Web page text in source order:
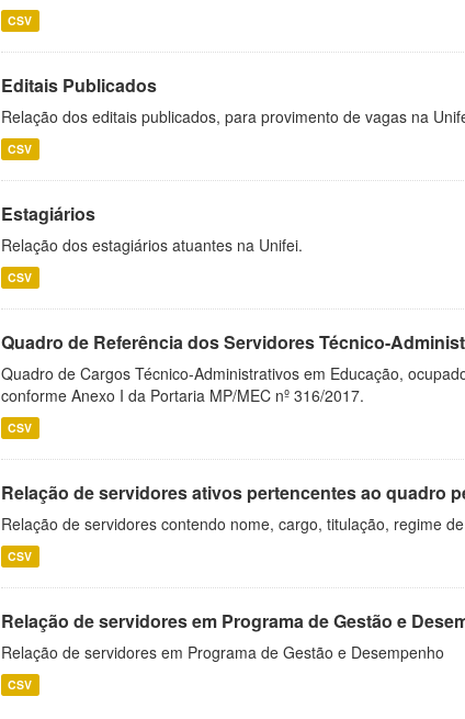
CSV
Editais Publicados
Relação dos editais publicados, para provimento de vagas na
CSV
Estagiários
Relação dos estagiários atuantes na Unifei.
CSV
Quadro de Referência dos Servidores Técnico-
Quadro de Cargos Técnico-Administrativos em Educação,
conforme Anexo I da Portaria MP/MEC nº 316/2017.
CSV
Relação de servidores ativos pertencentes ao quadro
Relação de servidores contendo nome, cargo, titulação, regime
CSV
Relação de servidores em Programa de Gestão e
Relação de servidores em Programa de Gestão e Desempenho
CSV